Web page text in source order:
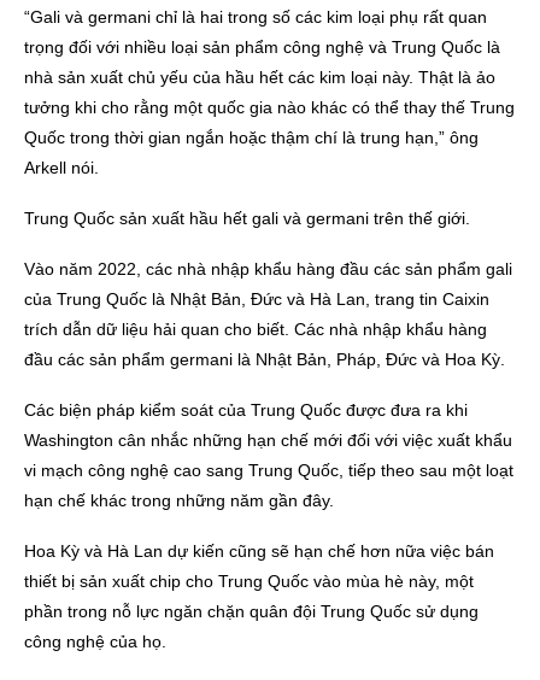
“Gali và germani chỉ là hai trong số các kim loại phụ rất quan
trọng đối với nhiều loại sản phẩm công nghệ và Trung Quốc là
nhà sản xuất chủ yếu của hầu hết các kim loại này. Thật là ảo
tưởng khi cho rằng một quốc gia nào khác có thể thay thế Trung
Quốc trong thời gian ngắn hoặc thậm chí là trung hạn,” ông
Arkell nói.
Trung Quốc sản xuất hầu hết gali và germani trên thế giới.
Vào năm 2022, các nhà nhập khẩu hàng đầu các sản phẩm gali
của Trung Quốc là Nhật Bản, Đức và Hà Lan, trang tin Caixin
trích dẫn dữ liệu hải quan cho biết. Các nhà nhập khẩu hàng
đầu các sản phẩm germani là Nhật Bản, Pháp, Đức và Hoa Kỳ.
Các biện pháp kiểm soát của Trung Quốc được đưa ra khi
Washington cân nhắc những hạn chế mới đối với việc xuất khẩu
vi mạch công nghệ cao sang Trung Quốc, tiếp theo sau một loạt
hạn chế khác trong những năm gần đây.
Hoa Kỳ và Hà Lan dự kiến cũng sẽ hạn chế hơn nữa việc bán
thiết bị sản xuất chip cho Trung Quốc vào mùa hè này, một
phần trong nỗ lực ngăn chặn quân đội Trung Quốc sử dụng
công nghệ của họ.